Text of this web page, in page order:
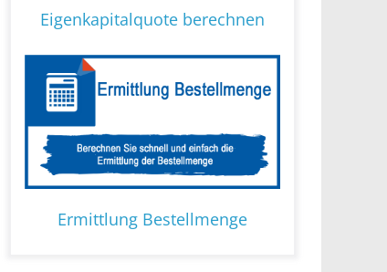
Eigenkapitalquote berechnen
Ermittlung Bestellmenge